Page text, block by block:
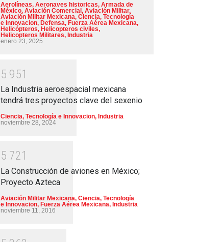
Aerolíneas, Aeronaves historicas, Armada de
México, Aviación Comercial, Aviación Militar,
Aviación Militar Mexicana, Ciencia, Tecnología
e Innovacion, Defensa, Fuerza Aérea Mexicana,
Helicópteros, Helicopteros civiles,
Helicopteros Militares, Industria
enero 23, 2025
5 951
La Industria aeroespacial mexicana
tendrá tres proyectos clave del sexenio
Ciencia, Tecnología e Innovacion, Industria
noviembre 28, 2024
5 721
La Construcción de aviones en México;
Proyecto Azteca
Aviación Militar Mexicana, Ciencia, Tecnología
e Innovacion, Fuerza Aérea Mexicana, Industria
noviembre 11, 2016